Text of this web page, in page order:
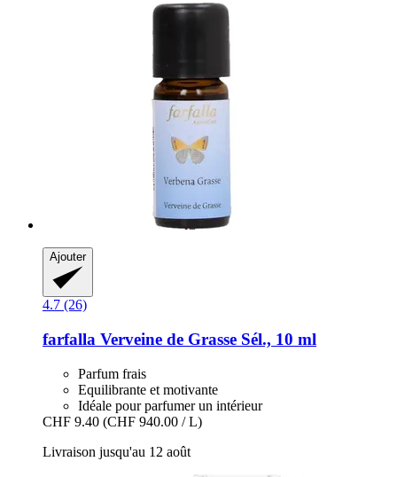
Ajouter
4.7 (26)
farfalla Verveine de Grasse Sél., 10 ml
Parfum frais
Equilibrante et motivante
Idéale pour parfumer un intérieur
CHF 9.40 (CHF 940.00 / L)
Livraison jusqu'au 12 août